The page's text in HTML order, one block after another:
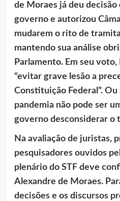
de Moraes já deu
governo e autorizou
mudarem o rito de
mantendo sua análise
Parlamento. Em seu
“evitar grave lesão a
Constituição Federal”.
pandemia não pode ser
governo desconsiderar o
Na avaliação de juristas,
pesquisadores ouvidos
plenário do STF deve
Alexandre de Moraes.
decisões e os discursos